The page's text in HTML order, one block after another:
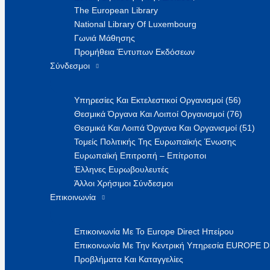
The European Library
National Library Of Luxembourg
Γωνιά Μάθησης
Προμήθεια Έντυπων Εκδόσεων
Σύνδεσμοι
Υπηρεσίες Και Εκτελεστικοί Οργανισμοί (56)
Θεσμικά Όργανα Και Λοιποί Οργανισμοί (76)
Θεσμικά Και Λοιπά Όργανα Και Οργανισμοί (51)
Τομείς Πολιτικής Της Ευρωπαϊκής Ένωσης
Ευρωπαϊκή Επιτροπή – Επίτροποι
Έλληνες Ευρωβουλευτές
Άλλοι Χρήσιμοι Σύνδεσμοι
Επικοινωνία
Επικοινωνία Με Το Europe Direct Ηπείρου
Επικοινωνία Με Την Κεντρική Υπηρεσία EUROPE
Προβλήματα Και Καταγγελίες